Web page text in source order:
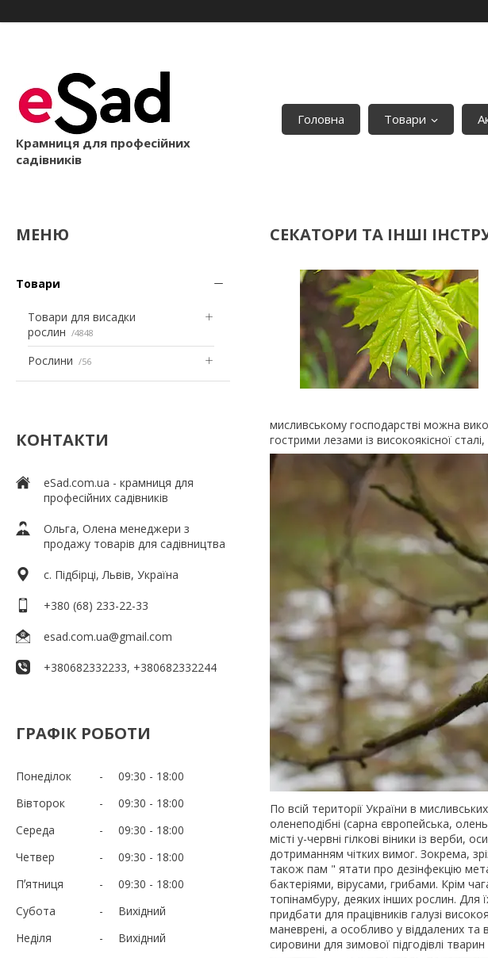
Крамниця для професійних
садівників
Головна Товари
Товари
Товари для висадки
рослин
4848
Рослини 56
КОНТАКТИ
eSad.com.ua - крамниця для
професійних садівників
Ольга, Олена менеджери з
продажу товарів для садівництва
c. Підбірці, Львів, Україна
+380 (68) 233-22-33
esad.com.ua@gmail.com
+380682332233, +380682332244
ГРАФІК РОБОТИ
Понеділок 09:30
18:00
Вівторок
09:30
18:00
Середа
09:30
18:00
Четвер
09:30
18:00
Пʼятниця
09:30
18:00
Субота
Вихідний
Неділя
Вихідний
СЕКАТОРИ ТА ІНШІ
мисливському господарстві можна
гострими лезами із високоякісної
По всій території України в
оленеподібні (сарна європейська,
місті у-червні гілкові віники із
дотриманням чітких вимог. Зокрема,
також пам " ятати про дезінфекцію
бактеріями, вірусами, грибами. Крім
топінамбуру, деяких інших рослин.
придбати для працівників галузі
маневрені, а особливо у віддалених
сировини для зимової підгодівлі